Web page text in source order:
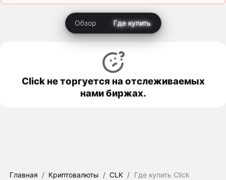
Обзор Где купить
Click не торгуется на отслеживаемых
нами биржах.
Главная / Криптовалюты / CLK / Где купить Click